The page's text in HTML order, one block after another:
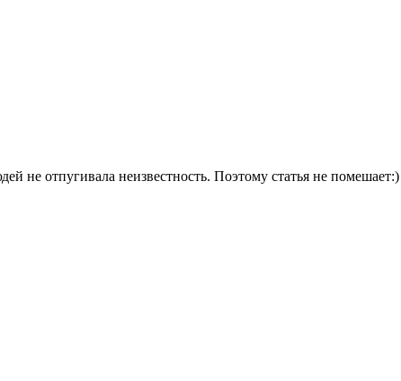
отпугивала неизвестность. Поэтому статья не